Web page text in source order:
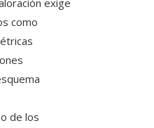
exige
como
de los